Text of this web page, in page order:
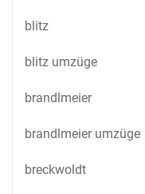
blitz
blitz umzüge
brandlmeier
brandlmeier umzüge
breckwoldt